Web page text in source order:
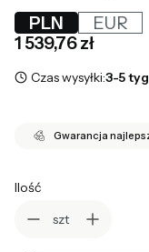
PLN
EUR
Cena
1 539,76 zł
Czas wysyłki:3-5
Gwarancja
Ilość
szt